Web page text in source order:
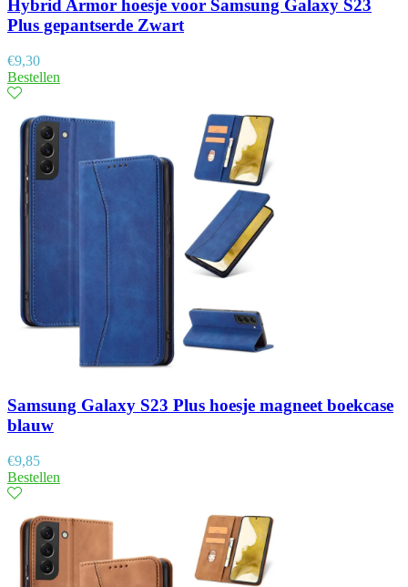
Hybrid Armor hoesje voor Samsung Galaxy S23
Plus gepantserde Zwart
€9,30
Bestellen
Samsung Galaxy S23 Plus hoesje magneet boekcase
blauw
€9,85
Bestellen